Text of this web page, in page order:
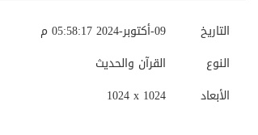
09-أكتوبر-2024 05:58:17 م
التاريخ
القرآن والحديث
النوع
1024 x 1024
الأبعاد